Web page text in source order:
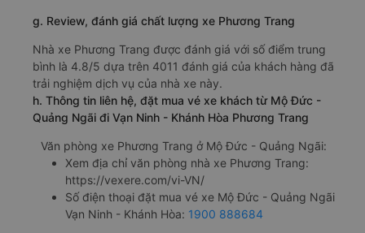
g. Review, đánh giá chất lượng xe Phương Trang
Nhà xe Phương Trang được đánh giá với số điểm trung
bình là 4.8/5 dựa trên 4011 đánh giá của khách hàng đã
trải nghiệm dịch vụ của nhà xe này.
h. Thông tin liên hệ, đặt mua vé xe khách từ Mộ Đức -
Quảng Ngãi đi Vạn Ninh - Khánh Hòa Phương Trang
Văn phòng xe Phương Trang ở Mộ Đức - Quảng Ngãi:
Xem địa chỉ văn phòng nhà xe Phương Trang:
https://vexere.com/vi-VN/
Số điện thoại đặt mua vé xe Mộ Đức - Quảng Ngãi
Vạn Ninh - Khánh Hòa: 1900 888684